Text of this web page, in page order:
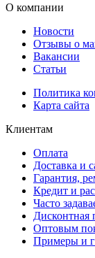
О компании
Новости
Отзывы о
Вакансии
Статьи
Политика
Карта сайта
Клиентам
Оплата
Доставка и
Гарантия,
Кредит и
Часто
Дисконтная
Оптовым
Примеры и